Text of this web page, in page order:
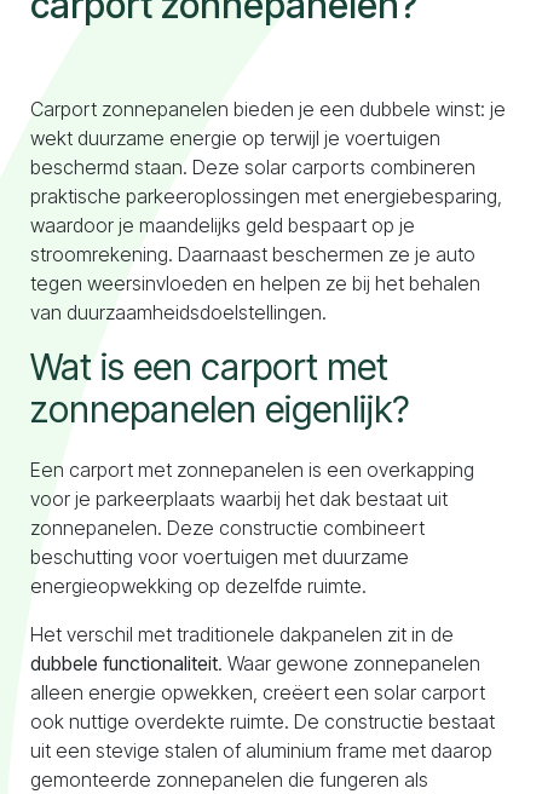
Naar configurator
Carport zonnepanelen bieden je een dubbele winst: je
wekt duurzame energie op terwijl je voertuigen
beschermd staan. Deze solar carports combineren
praktische parkeeroplossingen met energiebesparing,
waardoor je maandelijks geld bespaart op je
stroomrekening. Daarnaast beschermen ze je auto
tegen weersinvloeden en helpen ze bij het behalen
van duurzaamheidsdoelstellingen.
Wat is een carport met
zonnepanelen eigenlijk?
Een carport met zonnepanelen is een overkapping
voor je parkeerplaats waarbij het dak bestaat uit
zonnepanelen. Deze constructie combineert
beschutting voor voertuigen met duurzame
energieopwekking op dezelfde ruimte.
Het verschil met traditionele dakpanelen zit in de
dubbele functionaliteit. Waar gewone zonnepanelen
alleen energie opwekken, creëert een solar carport
ook nuttige overdekte ruimte. De constructie bestaat
uit een stevige stalen of aluminium frame met daarop
gemonteerde zonnepanelen die fungeren als